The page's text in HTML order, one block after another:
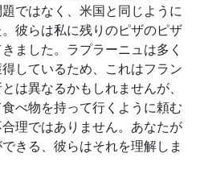
ではなく、米国と同じように
彼らは私に残りのピザのピザ
ました。ラプラーニュは多く
しているため、これはフラン
は異なるかもしれませんが、
べ物を持って行くように頼む
理ではありません。あなたが
きる、彼らはそれを理解しま